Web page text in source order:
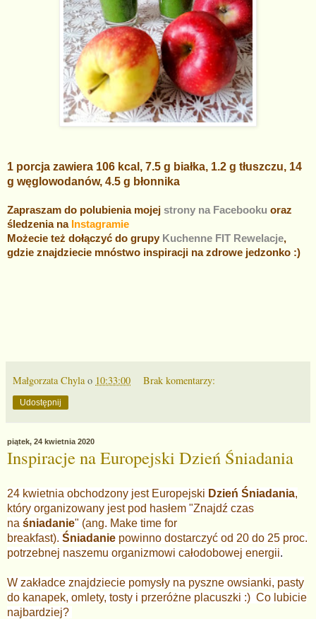
1 porcja zawiera 106 kcal, 7.5 g białka, 1.2 g tłuszczu, 14
g węglowodanów, 4.5 g błonnika
Zapraszam do polubienia mojej strony na Facebooku oraz
śledzenia na Instagramie
Możecie też dołączyć do grupy Kuchenne FIT Rewelacje,
gdzie znajdziecie mnóstwo inspiracji na zdrowe jedzonko :)
Małgorzata Chyla o 10:33:00 Brak komentarzy:
Udostępnij
piątek, 24 kwietnia 2020
Inspiracje na Europejski Dzień Śniadania
24 kwietnia obchodzony jest Europejski Dzień Śniadania,
który organizowany jest pod hasłem "Znajdź czas
na śniadanie" (ang. Make time for
breakfast). Śniadanie powinno dostarczyć od 20 do 25 proc.
potrzebnej naszemu organizmowi całodobowej energii.
W zakładce znajdziecie pomysły na pyszne owsianki, pasty
do kanapek, omlety, tosty i przeróżne placuszki :) Co lubicie
najbardziej?